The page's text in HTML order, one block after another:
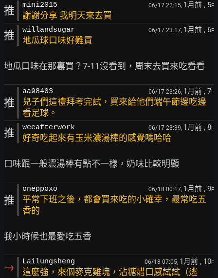
推 mini2015 06/17 22:15, 1月前 , 5F
謝謝分享 我明天來去買
推 willandsugar 06/17 23:17, 1月前 , 6F
地瓜球口味好難買
推
aa98403 06/17 23:26, 1月前 , 7F
兒子們這禮拜考完試，買來給他們端午節邊吃邊
看足球。
推 weeafterwork 06/17 23:39, 1月前 , 8F
好奇吃起來有玉米濃湯棒的感覺嗎哈哈
推
oneppoxo 06/18 00:17, 1月前 , 9F
平常下班之後，都會買來吃的小確幸，最常吃五
香的
→ Lailungsheng 06/18 07:05, 1月前 , 10F
這麼強，來個麥克雞塊，沾糖醋口感試試（逃